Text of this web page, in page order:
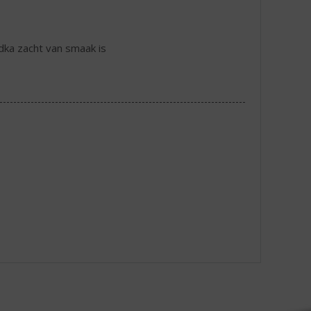
zacht van smaak is